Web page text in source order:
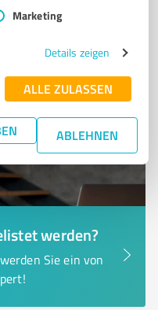
Marketing
Details zeigen
ALLE ZULASSEN
ABLEHNEN
werden?
Sie ein von